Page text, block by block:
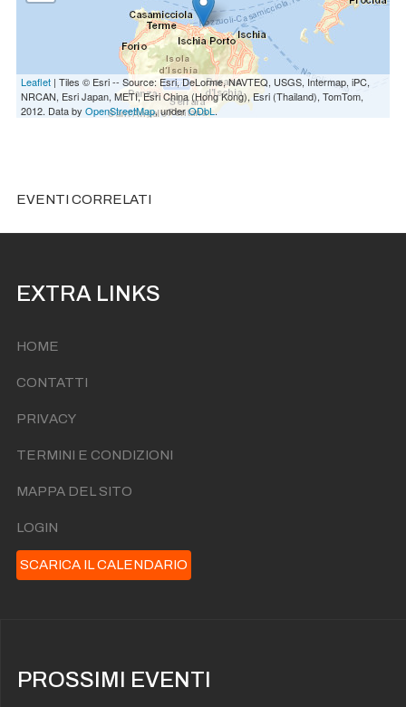
Leaflet | Tiles © Esri -- Source: Esri, DeLorme, NAVTEQ, USGS, Intermap, iPC,
NRCAN, Esri Japan, METI, Esri China (Hong Kong), Esri (Thailand), TomTom,
2012. Data by OpenStreetMap, underODbL.
EVENTI CORRELATI
EXTRA LINKS
HOME
CONTATTI
PRIVACY
TERMINI E CONDIZIONI
MAPPA DEL SITO
LOGIN
SCARICA IL CALENDARIO
PROSSIMI EVENTI